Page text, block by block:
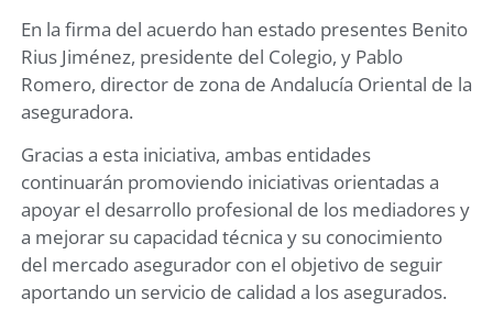
En la firma del acuerdo han estado presentes Benito
Rius Jiménez, presidente del Colegio, y Pablo
Romero, director de zona de Andalucía Oriental de la
aseguradora.
Gracias a esta iniciativa, ambas entidades
continuarán promoviendo iniciativas orientadas a
apoyar el desarrollo profesional de los mediadores y
a mejorar su capacidad técnica y su conocimiento
del mercado asegurador con el objetivo de seguir
aportando un servicio de calidad a los asegurados.